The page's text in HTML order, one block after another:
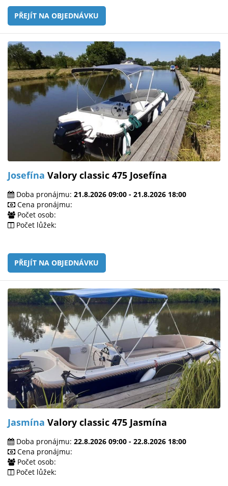
PŘEJÍT NA OBJEDNÁVKU
Josefína Valory classic 475 Josefína
Doba pronájmu: 21.8.2026 09:00 - 21.8.2026 18:00
Cena pronájmu:
Počet osob:
Počet lůžek:
PŘEJÍT NA OBJEDNÁVKU
Jasmína Valory classic 475 Jasmína
Doba pronájmu: 22.8.2026 09:00 - 22.8.2026 18:00
Cena pronájmu:
Počet osob:
Počet lůžek: